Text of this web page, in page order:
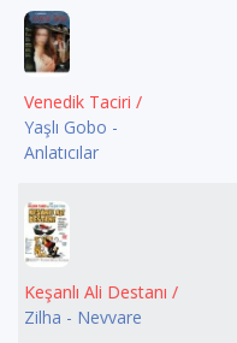
Venedik Taciri /
Yaşlı Gobo -
Anlatıcılar
Keşanlı Ali Destanı /
Zilha - Nevvare